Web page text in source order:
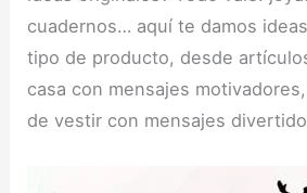
cuadernos… aquí te damos
tipo de producto, desde
casa con mensajes
de vestir con mensajes